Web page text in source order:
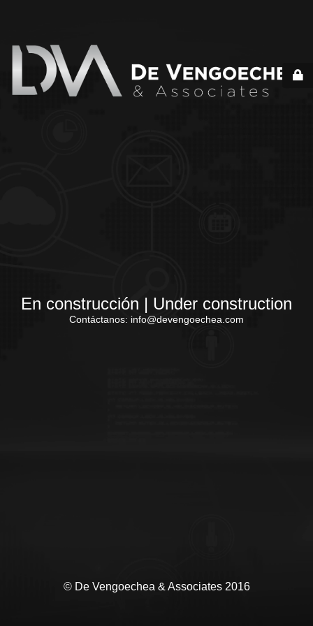
En construcción | Under construction
Contáctanos: info@devengoechea.com
© De Vengoechea & Associates 2016